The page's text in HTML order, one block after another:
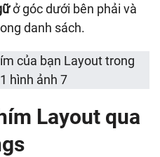
ở góc dưới bên phải và
danh sách.
Layout qua